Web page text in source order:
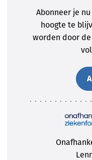
Abonneer je
hoogte te
worden door